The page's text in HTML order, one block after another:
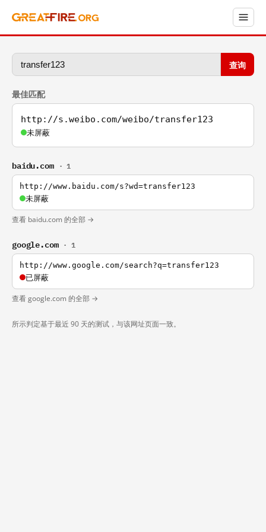
查询
最佳匹配
http://s.weibo.com/weibo/transfer123
未屏蔽
baidu.com · 1
http://www.baidu.com/s?wd=transfer123
未屏蔽
查看 baidu.com 的全部 →
google.com · 1
http://www.google.com/search?q=transfer123
已屏蔽
查看 google.com 的全部 →
所示判定基于最近 90 天的测试，与该网址页面一致。